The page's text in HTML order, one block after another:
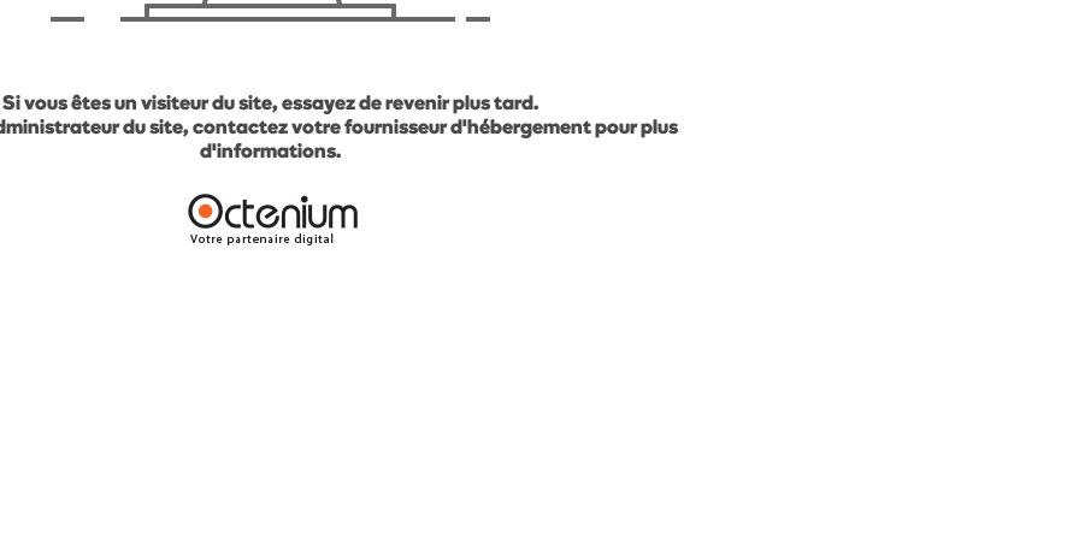
Si vous êtes un visiteur du site, essayez de revenir plus tard.
du site, contactez votre fournisseur d'hébergement pour plus
d'informations.